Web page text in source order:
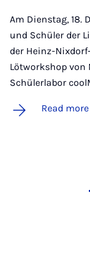
Am Dienstag, 18.
und Schüler der
der Heinz-
Lötworkshop von
Schülerlabor
Read more